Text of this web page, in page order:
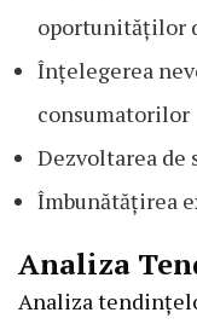
oportunităților
Înțelegerea
consumatorilor
Dezvoltarea
Îmbunătățirea
Analiza
Analiza